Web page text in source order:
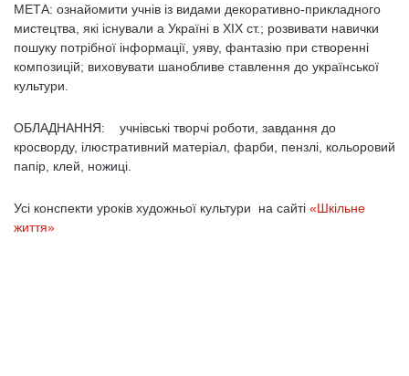
МЕТА: ознайомити учнів із видами декоративно-прикладного
мистец­тва, які існували а Україні в XIX ст.; розвивати навички
пошуку потрібної інформації, уяву, фантазію при створенні
композицій; виховувати шанобливе ставлення до української
культури.
ОБЛАДНАННЯ:
учнівські творчі роботи, завдання до
кросворду, ілюстративний матеріал, фарби, пензлі, кольоровий
папір, клей, ножиці.
Усі конспекти уроків художньої культури на сайті «Шкільне
життя»